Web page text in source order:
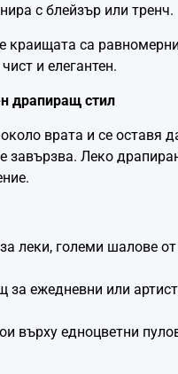
с блейзър или тренч.
краищата са
и елегантен.
драпиращ стил
врата и се оставя
завързва. Леко
леки, големи шалове
за ежедневни или
върху едноцветни